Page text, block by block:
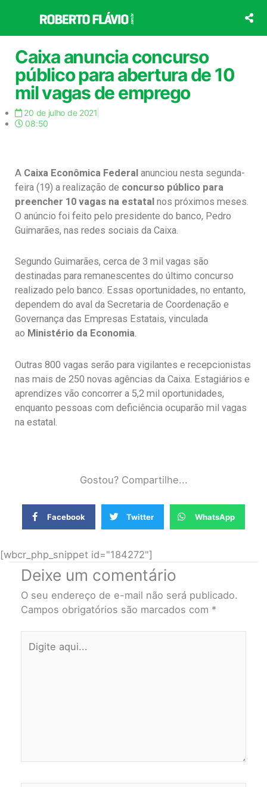
o
conteúdo
Caixa anuncia concurso
público para abertura de 10
mil vagas de emprego
20 de julho de 2021
08:50
A Caixa Econômica Federal anunciou nesta segunda-
feira (19) a realização de concurso público para
preencher 10 vagas na estatal nos próximos meses.
O anúncio foi feito pelo presidente do banco, Pedro
Guimarães, nas redes sociais da Caixa.
Segundo Guimarães, cerca de 3 mil vagas são
destinadas para remanescentes do último concurso
realizado pelo banco. Essas oportunidades, no entanto,
dependem do aval da Secretaria de Coordenação e
Governança das Empresas Estatais, vinculada
ao Ministério da Economia.
Outras 800 vagas serão para vigilantes e recepcionistas
nas mais de 250 novas agências da Caixa. Estagiários e
aprendizes vão concorrer a 5,2 mil oportunidades,
enquanto pessoas com deficiência ocuparão mil vagas
na estatal.
Gostou? Compartilhe...
Facebook Twitter WhatsApp
[wbcr_php_snippet id="184272"]
Deixe um comentário
O seu endereço de e-mail não será publicado.
Campos obrigatórios são marcados com *
aqui...